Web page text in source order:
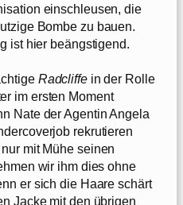
einschleusen, die
Bombe zu bauen.
ist hier beängstigend.
Radcliffein der Rolle
im ersten Moment
Nate der Agentin Angela
rekrutieren
mit Mühe seinen
wir ihm dies ohne
er sich die Haare schärt
Jacke mit den übrigen